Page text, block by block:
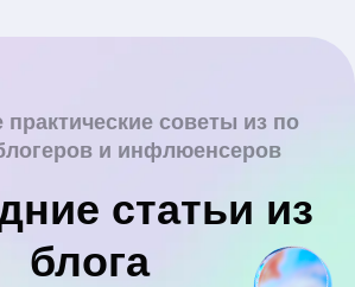
практические советы из по
и инфлюенсеров
статьи из
блога